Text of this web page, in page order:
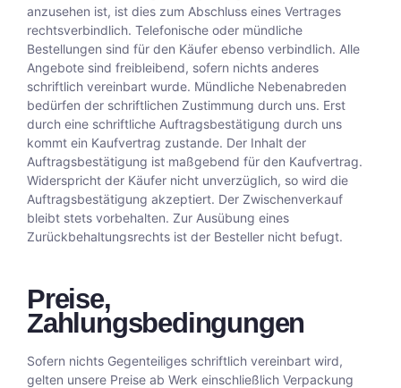
anzusehen ist, ist dies zum Abschluss eines Vertrages
rechtsverbindlich. Telefonische oder mündliche
Bestellungen sind für den Käufer ebenso verbindlich. Alle
Angebote sind freibleibend, sofern nichts anderes
schriftlich vereinbart wurde. Mündliche Nebenabreden
bedürfen der schriftlichen Zustimmung durch uns. Erst
durch eine schriftliche Auftragsbestätigung durch uns
kommt ein Kaufvertrag zustande. Der Inhalt der
Auftragsbestätigung ist maßgebend für den Kaufvertrag.
Widerspricht der Käufer nicht unverzüglich, so wird die
Auftragsbestätigung akzeptiert. Der Zwischenverkauf
bleibt stets vorbehalten. Zur Ausübung eines
Zurückbehaltungsrechts ist der Besteller nicht befugt.
Preise,
Zahlungsbedingungen
Sofern nichts Gegenteiliges schriftlich vereinbart wird,
gelten unsere Preise ab Werk einschließlich Verpackung